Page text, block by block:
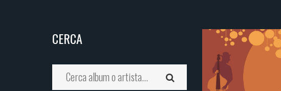
CERCA